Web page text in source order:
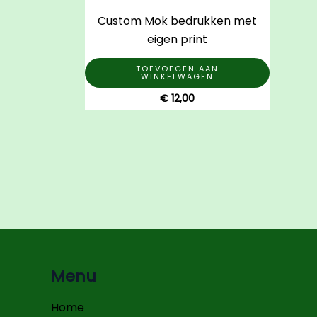
Custom Mok bedrukken met
eigen print
TOEVOEGEN AAN
WINKELWAGEN
€ 12,00
Menu
Home